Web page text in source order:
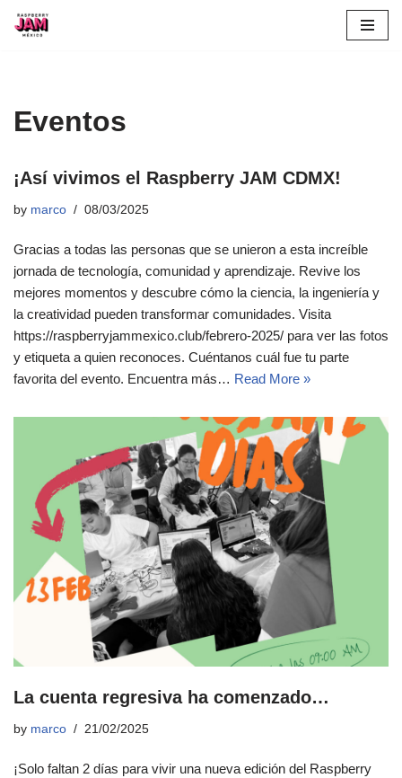
Eventos
¡Así vivimos el Raspberry JAM CDMX!
by marco 08/03/2025
Gracias a todas las personas que se unieron a esta increíble
jornada de tecnología, comunidad y aprendizaje. Revive los
mejores momentos y descubre cómo la ciencia, la ingeniería y
la creatividad pueden transformar comunidades. Visita
https://raspberryjammexico.club/febrero-2025/ para ver las fotos
y etiqueta a quien reconoces. Cuéntanos cuál fue tu parte
favorita del evento. Encuentra más… Read More »
La cuenta regresiva ha comenzado…
by marco 21/02/2025
¡Solo faltan 2 días para vivir una nueva edición del Raspberry